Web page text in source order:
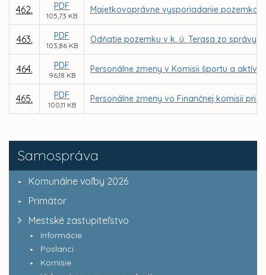
Samospráva
Komunálne voľby 2026
Primátor
Mestské zastupiteľstvo
Informácie
Poslanci
Komisie
462. PDF
105,73 KB
Majetkovoprávne vysporiadanie pozemkov
463. PDF
103,86 KB
Odňatie pozemku v k. ú. Terasa zo správy
464. PDF
96,18 KB
Personálne zmeny v Komisii športu a
465. PDF
100,11 KB
Personálne zmeny vo Finančnej komisii pri